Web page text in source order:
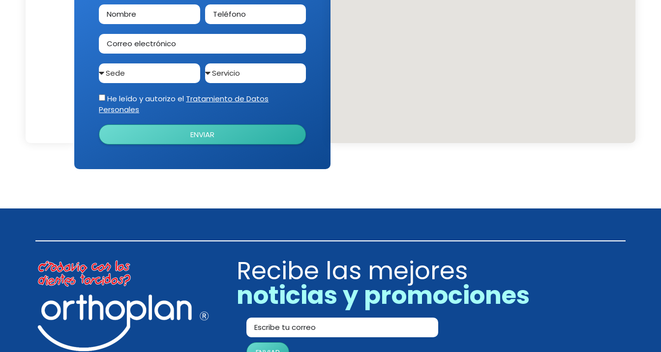
He leído y autorizo el Tratamiento de Datos
Personales
ENVIAR
Recibe las mejores
noticias y promociones